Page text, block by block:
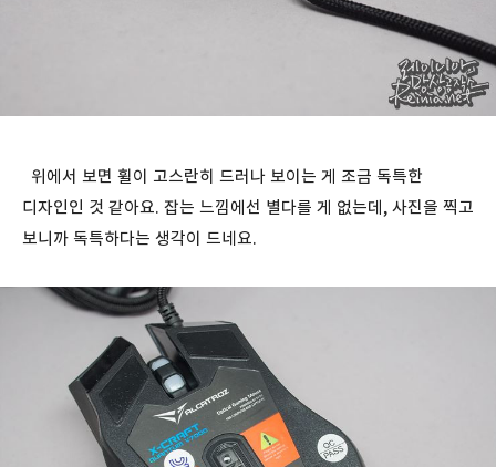
위에서 보면 휠이 고스란히 드러나 보이는 게 조금 독특한
디자인인 것 같아요. 잡는 느낌에선 별다를 게 없는데, 사진을 찍고
보니까 독특하다는 생각이 드네요.